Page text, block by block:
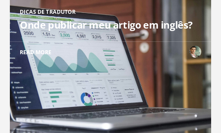
DICAS DE TRADUTOR
Onde publicar meu artigo em inglês?
READ MORE